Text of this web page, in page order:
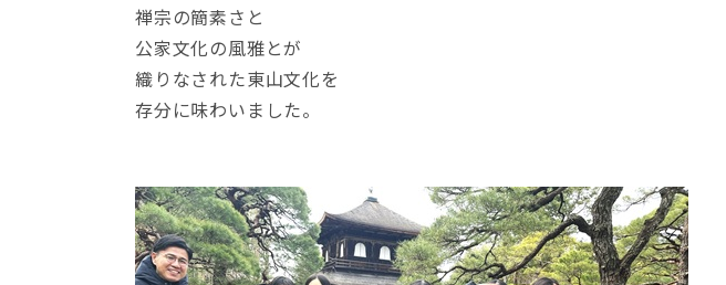
禅宗の簡素さと
公家文化の風雅とが
織りなされた東山文化を
存分に味わいました。